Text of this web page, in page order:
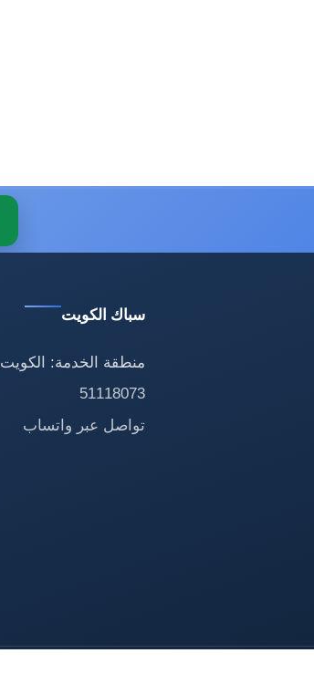
سباك الكويت
منطقة الخدمة: الكويت
51118073
تواصل عبر واتساب